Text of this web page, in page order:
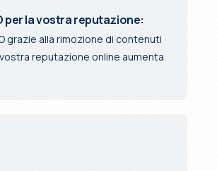
per la vostra reputazione:
grazie alla rimozione di contenuti
reputazione online aumenta